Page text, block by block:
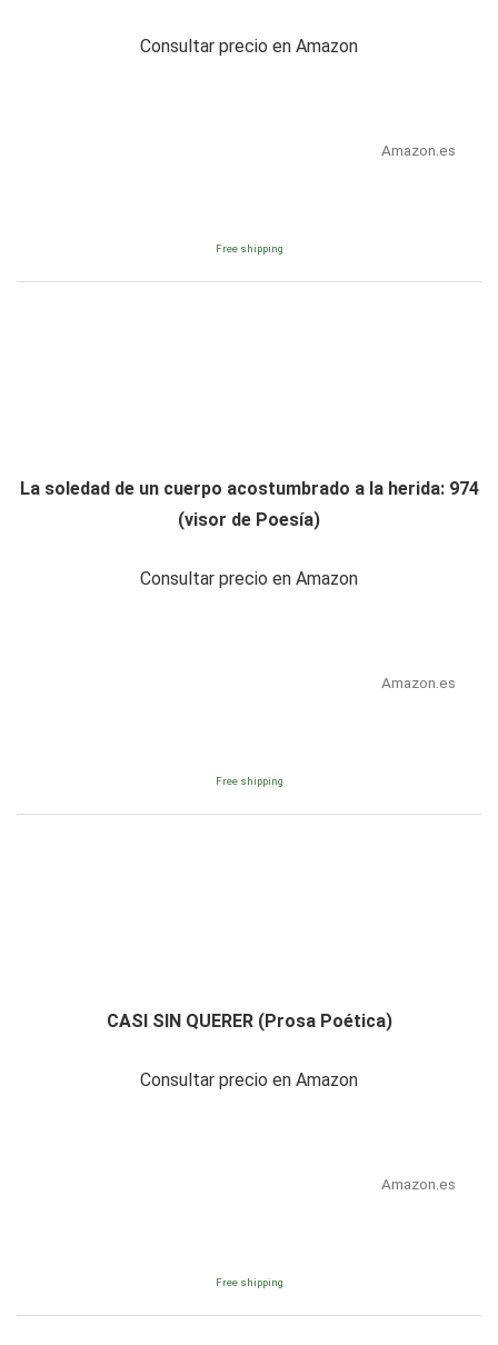
Consultar precio en Amazon
Amazon.es
Free shipping
La soledad de un cuerpo acostumbrado a la herida: 974
(visor de Poesía)
Consultar precio en Amazon
Amazon.es
Free shipping
CASI SIN QUERER (Prosa Poética)
Consultar precio en Amazon
Amazon.es
Free shipping